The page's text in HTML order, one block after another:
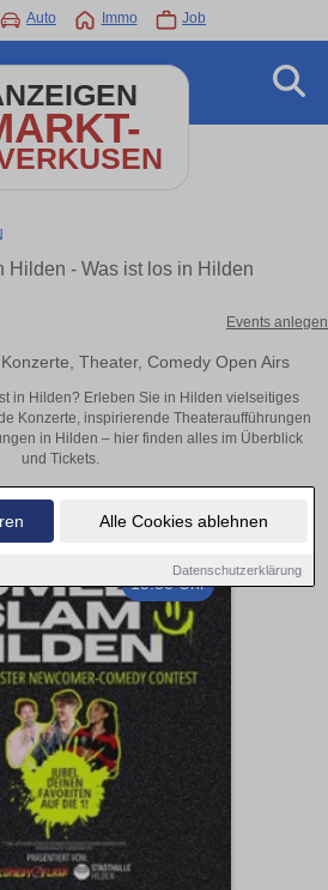
Alle Cookies ablehnen
Datenschutzerklärung
Auto Immo Job
Hilden - Was ist los in Hilden
Events anlegen
Theater, Comedy Open Airs
in Hilden? Erleben Sie in Hilden vielseitiges
Konzerte, inspirierende Theateraufführungen
in Hilden – hier finden alles im Überblick
und Tickets.
19:30 Uhr